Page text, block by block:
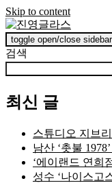
Skip to content
진영글라스
toggle open/close sidebar
검색
최신 글
스튜디오 지브
남산 ‘촛불
‘에이랜드 연희
성수 ‘나이스고